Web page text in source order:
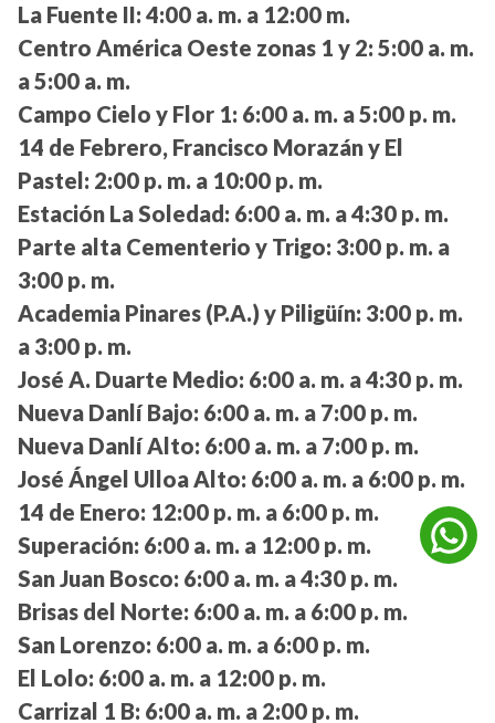
La Fuente II: 4:00 a. m. a 12:00 m.
Centro América Oeste zonas 1 y 2: 5:00 a. m.
a 5:00 a. m.
Campo Cielo y Flor 1: 6:00 a. m. a 5:00 p. m.
14 de Febrero, Francisco Morazán y El
Pastel: 2:00 p. m. a 10:00 p. m.
Estación La Soledad: 6:00 a. m. a 4:30 p. m.
Parte alta Cementerio y Trigo: 3:00 p. m. a
3:00 p. m.
Academia Pinares (P.A.) y Piligüín: 3:00 p. m.
a 3:00 p. m.
José A. Duarte Medio: 6:00 a. m. a 4:30 p. m.
Nueva Danlí Bajo: 6:00 a. m. a 7:00 p. m.
Nueva Danlí Alto: 6:00 a. m. a 7:00 p. m.
José Ángel Ulloa Alto: 6:00 a. m. a 6:00 p. m.
14 de Enero: 12:00 p. m. a 6:00 p. m.
Superación: 6:00 a. m. a 12:00 p. m.
San Juan Bosco: 6:00 a. m. a 4:30 p. m.
Brisas del Norte: 6:00 a. m. a 6:00 p. m.
San Lorenzo: 6:00 a. m. a 6:00 p. m.
El Lolo: 6:00 a. m. a 12:00 p. m.
Carrizal 1 B: 6:00 a. m. a 2:00 p. m.